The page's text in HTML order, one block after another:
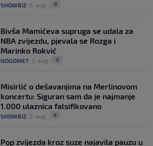
SHOWBIZ 6. aug. 0
Bivša Mamićeva supruga se udala za
NBA zvijezdu, pjevala se Rozga i
Marinko Rokvić
NOGOMET 5. aug. 0
Misirlić o dešavanjima na Merlinovom
koncertu: Siguran sam da je najmanje
1.000 ulaznica falsifikovano
SHOWBIZ 5. aug. 0
Pop zvijezda kroz suze najavila pauzu u